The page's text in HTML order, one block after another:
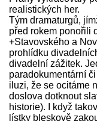
realistických her.
Tým dramaturgů,
před rokem ponořili
+Stavovského a
prohlídku
divadelní zážitek.
paradokumentární
iluzi, že se ocitáme
doslova dotknout
historie). I když
lístky bleskově